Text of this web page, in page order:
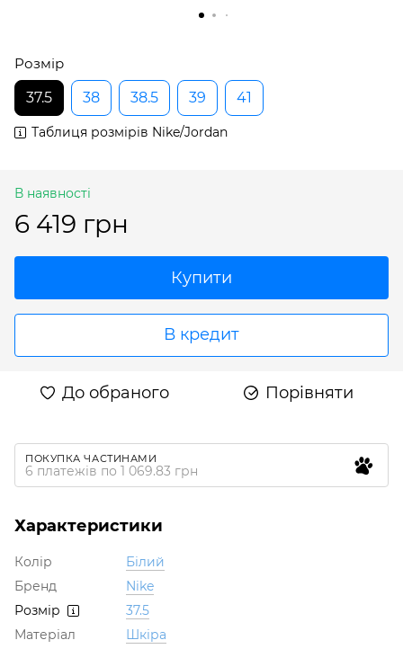
Розмір
37.5
38 38.5 39 41
Таблиця розмірів Nike/Jordan
В наявності
6 419 грн
Купити
В кредит
До обраного Порівняти
ПОКУПКА ЧАСТИНАМИ
6 платежів по 1 069.83 грн
Характеристики
Колір
Білий
Бренд
Nike
Розмір
37.5
Матеріал
Шкіра